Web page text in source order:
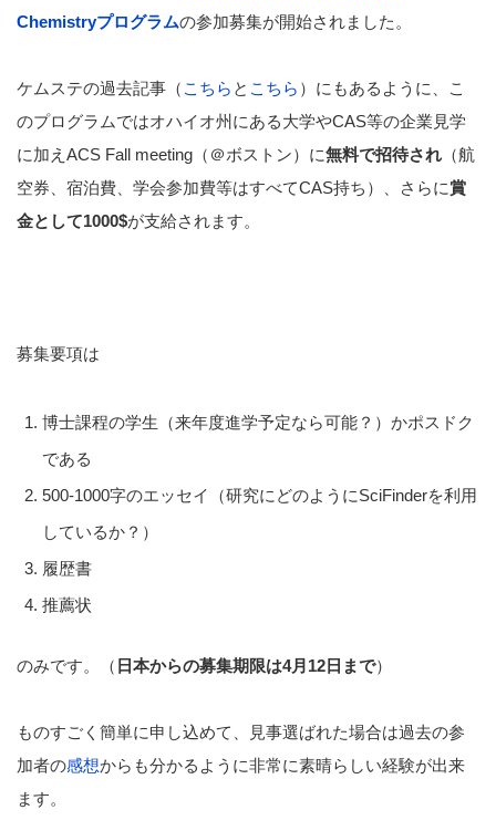
Chemistryプログラムの参加募集が開始されました。
ケムステの過去記事（ こちら と こちら ）にもあるように、こ
のプログラムではオハイオ州にある大学やCAS等の企業見学
に加えACS Fall meeting（＠ボストン）に無料で招待され （航
空券、宿泊費、学会参加費等はすべてCAS持ち）、さらに賞
金として1000$が支給されます。
募集要項は
博士課程の学生（来年度進学予定なら可能？）かポスドク
である
500-1000字のエッセイ（研究にどのようにSciFinderを利用
しているか？）
履歴書
推薦状
のみです。（ 日本からの募集期限は4月12日まで）
ものすごく簡単に申し込めて、見事選ばれた場合は過去の参
加者の感想からも分かるように非常に素晴らしい経験が出来
ます。